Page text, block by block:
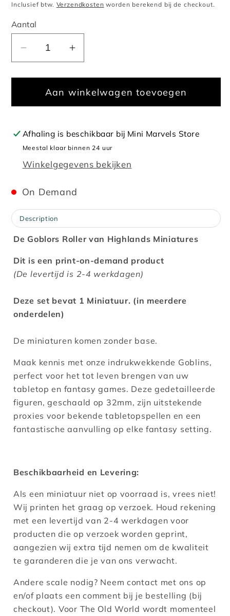
Inclusief btw. Verzendkosten worden berekend bij de checkout.
Aantal
Aantal
voor
Steppe
Goblor
Aantal
voor
Steppe
Goblor
Aan winkelwagen toevoegen
Afhaling is beschikbaar bij Mini Marvels Store
Meestal klaar binnen 24 uur
Winkelgegevens bekijken
On Demand
Description
De Goblors Roller van Highlands Miniatures
Dit is een print-on-demand product
(De levertijd is 2-4 werkdagen)
Deze set bevat 1 Miniatuur. (in meerdere
onderdelen)
De miniaturen komen zonder base.
Maak kennis met onze indrukwekkende Goblins,
perfect voor het tot leven brengen van uw
tabletop en fantasy games. Deze gedetailleerde
figuren, geschaald op 32mm, zijn uitstekende
proxies voor bekende tabletopspellen en een
fantastische aanvulling op elke fantasy setting.
Beschikbaarheid en Levering:
Als een miniatuur niet op voorraad is, vrees niet!
Wij printen het graag op verzoek. Houd rekening
met een levertijd van 2-4 werkdagen voor
producten die op verzoek worden geprint,
aangezien wij extra tijd nemen om de kwaliteit
te garanderen die je van ons verwacht.
Andere scale nodig? Neem contact met ons op
en/of plaats een comment bij je bestelling (bij
checkout). Voor The Old World wordt momenteel